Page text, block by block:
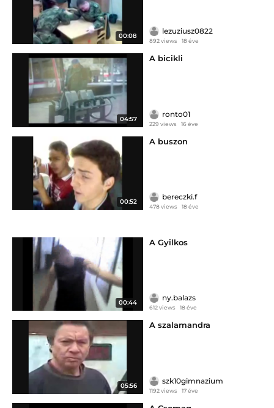
00:08
lezuziusz0822
892 views 18 éve
04:57
A bicikli
ronto01
229 views 16 éve
00:52
A buszon
bereczki.f
478 views 18 éve
00:44
A Gyilkos
ny.balazs
612 views 18 éve
05:56
A szalamandra
szk10gimnazium
1192 views 17 éve